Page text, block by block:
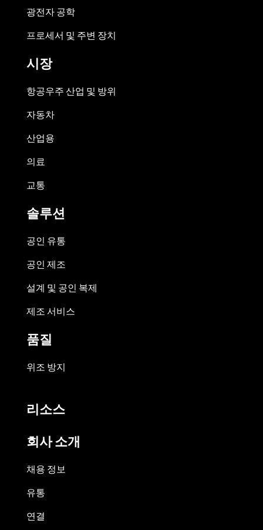
광전자 공학
프로세서 및 주변 장치
시장
항공우주 산업 및 방위
자동차
산업용
의료
교통
솔루션
공인 유통
공인 제조
설계 및 공인 복제
제조 서비스
품질
위조 방지
리소스
회사 소개
채용 정보
유통
연결